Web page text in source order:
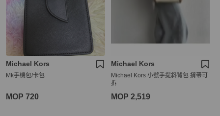
Michael Kors
Mk手機包/卡包
MOP 720
Michael Kors
Michael Kors 小號手提斜背包 揹帶可
拆
MOP 2,519